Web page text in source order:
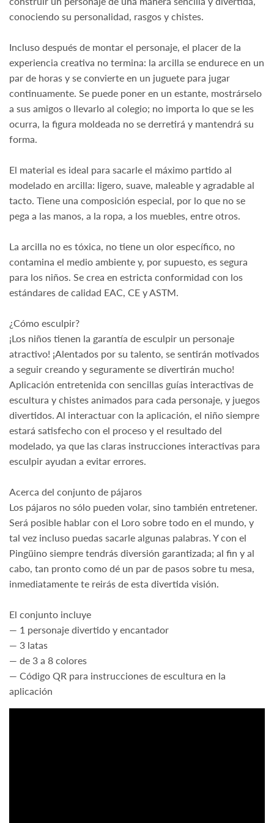
conociendo su personalidad, rasgos y chistes.
Incluso después de montar el personaje, el placer de la
experiencia creativa no termina: la arcilla se endurece en un
par de horas y se convierte en un juguete para jugar
continuamente. Se puede poner en un estante, mostrárselo
a sus amigos o llevarlo al colegio; no importa lo que se les
ocurra, la figura moldeada no se derretirá y mantendrá su
forma.
El material es ideal para sacarle el máximo partido al
modelado en arcilla: ligero, suave, maleable y agradable al
tacto. Tiene una composición especial, por lo que no se
pega a las manos, a la ropa, a los muebles, entre otros.
La arcilla no es tóxica, no tiene un olor específico, no
contamina el medio ambiente y, por supuesto, es segura
para los niños. Se crea en estricta conformidad con los
estándares de calidad EAC, CE y ASTM.
¿Cómo esculpir?
¡Los niños tienen la garantía de esculpir un personaje
atractivo! ¡Alentados por su talento, se sentirán motivados
a seguir creando y seguramente se divertirán mucho!
Aplicación entretenida con sencillas guías interactivas de
escultura y chistes animados para cada personaje, y juegos
divertidos. Al interactuar con la aplicación, el niño siempre
estará satisfecho con el proceso y el resultado del
modelado, ya que las claras instrucciones interactivas para
esculpir ayudan a evitar errores.
Acerca del conjunto de pájaros
Los pájaros no sólo pueden volar, sino también entretener.
Será posible hablar con el Loro sobre todo en el mundo, y
tal vez incluso puedas sacarle algunas palabras. Y con el
Pingüino siempre tendrás diversión garantizada; al fin y al
cabo, tan pronto como dé un par de pasos sobre tu mesa,
inmediatamente te reirás de esta divertida visión.
El conjunto incluye
— 1 personaje divertido y encantador
— 3 latas
— de 3 a 8 colores
— Código QR para instrucciones de escultura en la
aplicación